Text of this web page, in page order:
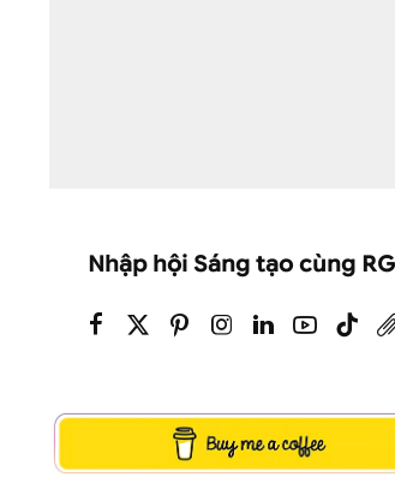
Nhập hội Sáng tạo cùng